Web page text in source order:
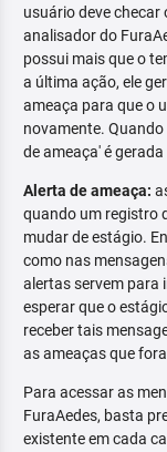
usuário deve
analisador do
possui mais que o
a última ação, ele
ameaça para que o
novamente.
de ameaça' é
Alerta de ameaça:
quando um registro
mudar de estágio.
como nas
alertas servem para
esperar que o
receber tais
as ameaças que
Para acessar as
FuraAedes, basta
existente em cada